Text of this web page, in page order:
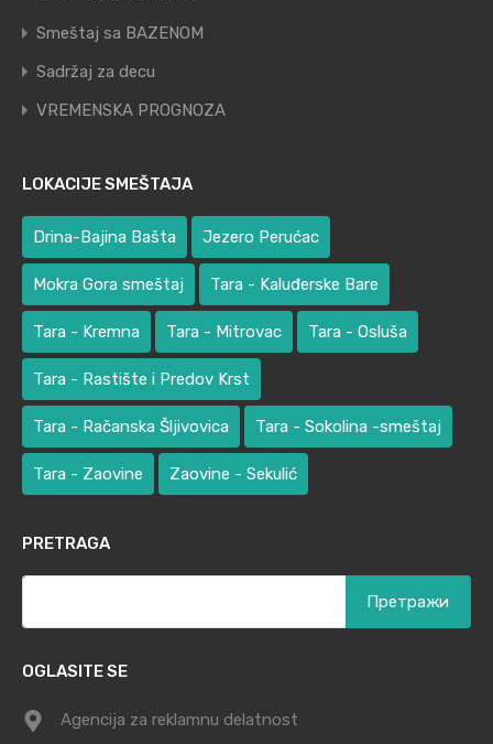
Smeštaj sa BAZENOM
Sadržaj za decu
VREMENSKA PROGNOZA
LOKACIJE SMEŠTAJA
Drina-Bajina Bašta Jezero Perućac
Mokra Gora smeštaj Tara - Kaluđerske Bare
Tara - Kremna Tara - Mitrovac Tara - Osluša
Tara - Rastište i Predov Krst
Tara - Račanska Šljivovica Tara - Sokolina -smeštaj
Tara - Zaovine Zaovine - Sekulić
PRETRAGA
OGLASITE SE
Agencija za reklamnu delatnost